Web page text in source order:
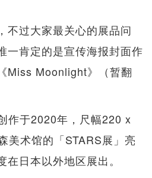
不过大家最关心的展品问
一肯定的是宣传海报封面作
Miss Moonlight》（暂翻
作于2020年，尺幅220 x
美术馆的「STARS展」亮
日本以外地区展出。